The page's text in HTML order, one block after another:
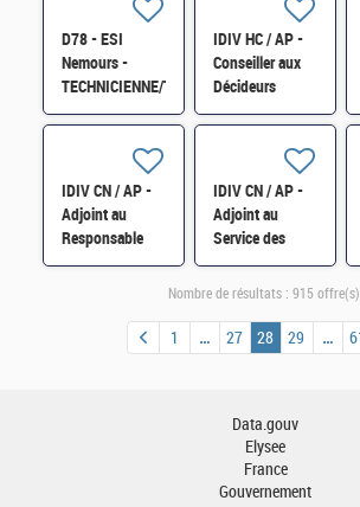
D78 - ESI
Nemours -
TECHNICIENNE/TECHNICIEN
RESEAUX,
MULTIMEDIAS
et
MAINTENANCE
IDIV HC / AP -
Conseiller aux
Décideurs
Locaux (CDL) de
IDIV CN / AP -
Adjoint au
Responsable
Div Gestion
chef de service
domanial H/F
IDIV CN / AP -
Adjoint au
Service des
Impôts des
Particuliers
Denis de la
Réunion H/F
Nombre de résultats : 915 offre(s)
1 27 28 29
Data.gouv
Elysee
France
Gouvernement